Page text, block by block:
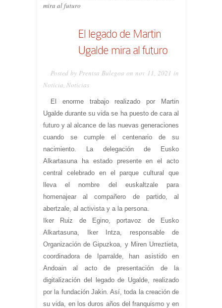
mira al futuro
El legado de Martin
Ugalde mira al futuro
Posted by Prentsa Bulegoa on nov 11, 2021 in
Noticia Noticias
El enorme trabajo realizado por Martin
Ugalde durante su vida se ha puesto de cara al
futuro y al alcance de las nuevas generaciones
cuando se cumple el centenario de su
nacimiento. La delegación de Eusko
Alkartasuna ha estado presente en el acto
central celebrado en el parque cultural que
lleva el nombre del euskaltzale para
homenajear al compañero de partido, al
abertzale, al activista y a la persona.
Iker Ruiz de Egino, portavoz de Eusko
Alkartasuna, Iker Intza, responsable de
Organización de Gipuzkoa, y Miren Urreztieta,
coordinadora de Iparralde, han asistido en
Andoain al acto de presentación de la
digitalización del legado de Ugalde, realizado
por la fundación Jakin. Así, toda la creación de
su vida, en los duros años del franquismo y en